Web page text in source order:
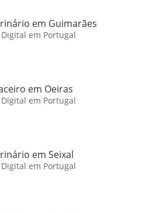
em Guimarães
em Portugal
em Oeiras
em Portugal
em Seixal
em Portugal